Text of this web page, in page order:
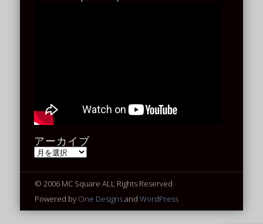
アーカイブ
ア
ー
ブ
© 2006 MC Square ALL Rights Reserved
Powered by One Designsand WordPress